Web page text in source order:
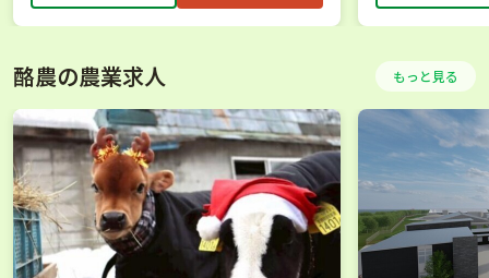
酪農の農業求人 もっと見る